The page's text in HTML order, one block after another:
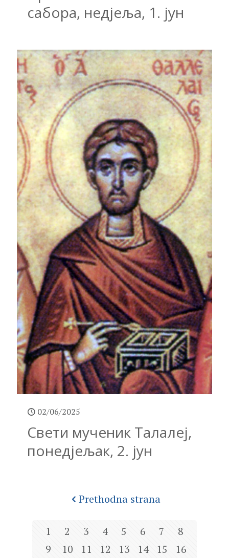
сабора, недјеља, 1. јун
02/06/2025
Свети мученик Талалеј,
понедјељак, 2. јун
Prethodna strana
1 2 3 4 5 6 7
8
9
10 11 12 13 14 15
16